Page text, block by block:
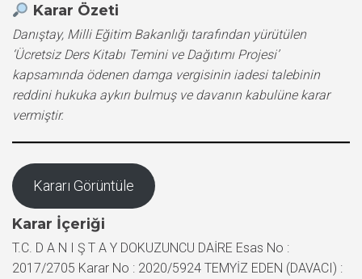
Karar Özeti
Danıştay, Milli Eğitim Bakanlığı tarafından yürütülen
‘Ücretsiz Ders Kitabı Temini ve Dağıtımı Projesi’
kapsamında ödenen damga vergisinin iadesi talebinin
reddini hukuka aykırı bulmuş ve davanın kabulüne karar
vermiştir.
Kararı Görüntüle
Karar İçeriği
T.C. D A N I Ş T A Y DOKUZUNCU DAİRE Esas No :
2017/2705 Karar No : 2020/5924 TEMYİZ EDEN (DAVACI) :